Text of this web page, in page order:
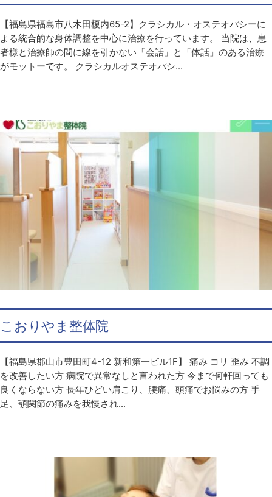
【福島県福島市八木田榎内65-2】クラシカル・オステオパシーに
よる統合的な身体調整を中心に治療を行っています。 当院は、患
者様と治療師の間に線を引かない「会話」と「体話」のある治療
がモットーです。 クラシカルオステオパシ...
こおりやま整体院
【福島県郡山市豊田町4-12 新和第一ビル1F】 痛み コリ 歪み 不調
を改善したい方 病院で異常なしと言われた方 今まで何軒回っても
良くならない方 長年ひどい肩こり、腰痛、頭痛でお悩みの方 手
足、顎関節の痛みを我慢され...